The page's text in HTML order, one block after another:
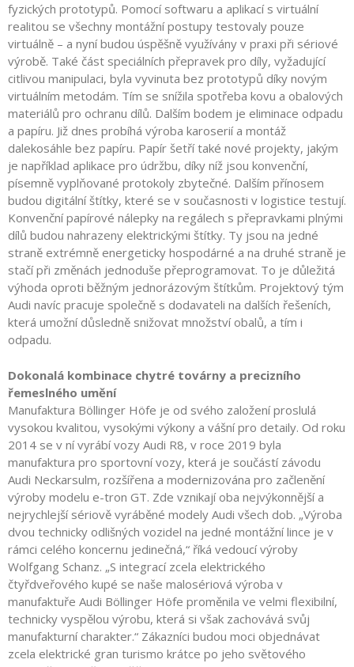
fyzických prototypů. Pomocí softwaru a aplikací s virtuální
realitou se všechny montážní postupy testovaly pouze
virtuálně – a nyní budou úspěšně využívány v praxi při sériové
výrobě. Také část speciálních přepravek pro díly, vyžadující
citlivou manipulaci, byla vyvinuta bez prototypů díky novým
virtuálním metodám. Tím se snížila spotřeba kovu a obalových
materiálů pro ochranu dílů. Dalším bodem je eliminace odpadu
a papíru. Již dnes probíhá výroba karoserií a montáž
dalekosáhle bez papíru. Papír šetří také nové projekty, jakým
je například aplikace pro údržbu, díky níž jsou konvenční,
písemně vyplňované protokoly zbytečné. Dalším přínosem
budou digitální štítky, které se v současnosti v logistice testují.
Konvenční papírové nálepky na regálech s přepravkami plnými
dílů budou nahrazeny elektrickými štítky. Ty jsou na jedné
straně extrémně energeticky hospodárné a na druhé straně je
stačí při změnách jednoduše přeprogramovat. To je důležitá
výhoda oproti běžným jednorázovým štítkům. Projektový tým
Audi navíc pracuje společně s dodavateli na dalších řešeních,
která umožní důsledně snižovat množství obalů, a tím i
odpadu.
Dokonalá kombinace chytré továrny a precizního
řemeslného umění
Manufaktura Böllinger Höfe je od svého založení proslulá
vysokou kvalitou, vysokými výkony a vášní pro detaily. Od roku
2014 se v ní vyrábí vozy Audi R8, v roce 2019 byla
manufaktura pro sportovní vozy, která je součástí závodu
Audi Neckarsulm, rozšířena a modernizována pro začlenění
výroby modelu e-tron GT. Zde vznikají oba nejvýkonnější a
nejrychlejší sériově vyráběné modely Audi všech dob. „Výroba
dvou technicky odlišných vozidel na jedné montážní lince je v
rámci celého koncernu jedinečná,“ říká vedoucí výroby
Wolfgang Schanz. „S integrací zcela elektrického
čtyřdveřového kupé se naše malosériová výroba v
manufaktuře Audi Böllinger Höfe proměnila ve velmi flexibilní,
technicky vyspělou výrobu, která si však zachovává svůj
manufakturní charakter.“ Zákazníci budou moci objednávat
zcela elektrické gran turismo krátce po jeho světového